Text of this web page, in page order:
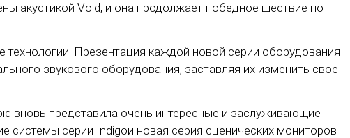
акустикой Void, и она продолжает победное шествие по
Презентация каждой новой серии оборудования
звукового оборудования, заставляя их изменить свое
вновь представила очень интересные и заслуживающие
системы серии Indigoи новая серия сценических мониторов